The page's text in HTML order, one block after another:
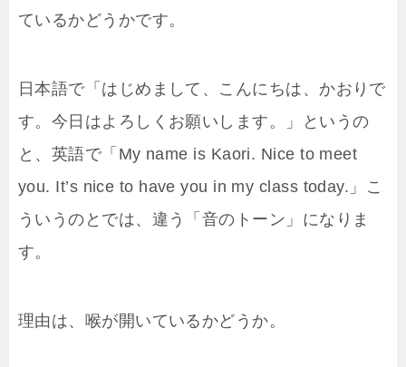
ているかどうかです。
日本語で「はじめまして、こんにちは、かおりで
す。今日はよろしくお願いします。」というの
と、英語で「My name is Kaori. Nice to meet
you. It’s nice to have you in my class today.」こ
ういうのとでは、違う「音のトーン」になりま
す。
理由は、喉が開いているかどうか。